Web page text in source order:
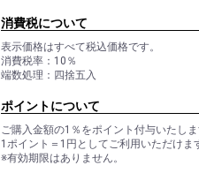
消費税について
表示価格はすべて税込価格です。
消費税率：10％
端数処理：四捨五入
ポイントについて
ご購入金額の1％をポイント付与いたしま
1ポイント＝1円としてご利用いただけま
※有効期限はありません。